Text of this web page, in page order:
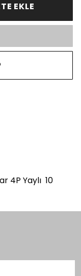
EKLE
4P Yaylı 10